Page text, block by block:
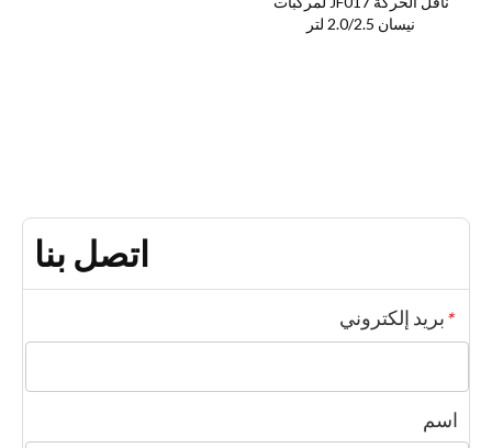
نيسان 2.0/2.5 لتر
اتصل بنا
*بريد إلكتروني
اسم